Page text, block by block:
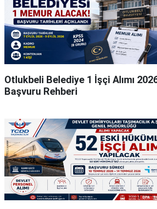
Otlukbeli Belediye 1 İşçi Alımı
Başvuru Rehberi